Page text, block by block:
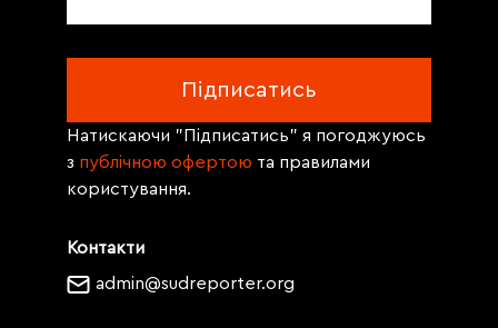
Контакти
admin@sudreporter.org
Натискаючи "Підписатись" я погоджуюсь
з публічною офертою та правилами
користування.